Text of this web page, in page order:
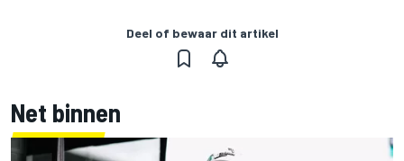
Deel of bewaar dit artikel
Net binnen